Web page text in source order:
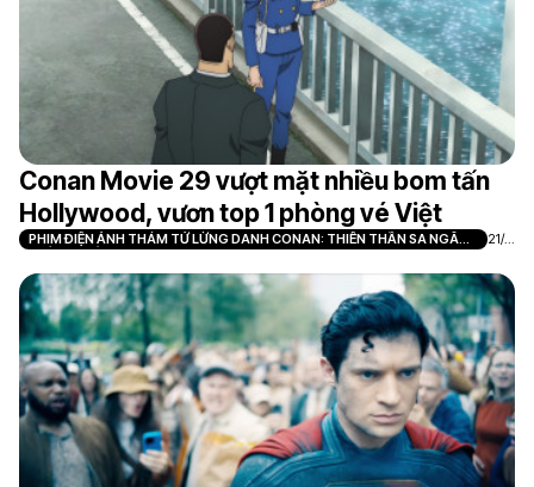
Conan Movie 29 vượt mặt nhiều bom tấn
Hollywood, vươn top 1 phòng vé Việt
PHIM ĐIỆN ẢNH THÁM TỬ LỪNG DANH CONAN: THIÊN THẦN SA NGÃ
TRÊN XA LỘ
21/0